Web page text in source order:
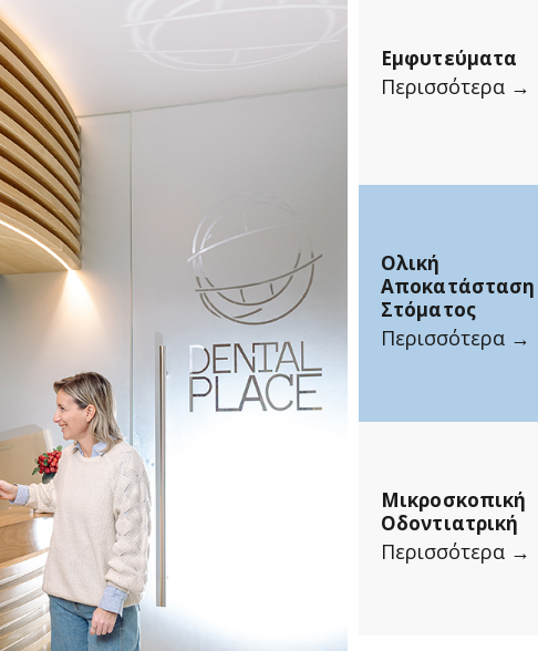
Εμφυτεύματα
Περισσότερα →
Ολική
Αποκατάσταση
Στόματος
Περισσότερα →
Μικροσκοπική
Οδοντιατρική
Περισσότερα →